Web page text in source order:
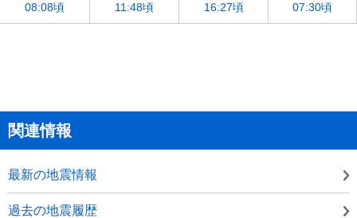
08:08頃
11:48頃
16:27頃
07:30頃
関連情報
最新の地震情報
過去の地震履歴